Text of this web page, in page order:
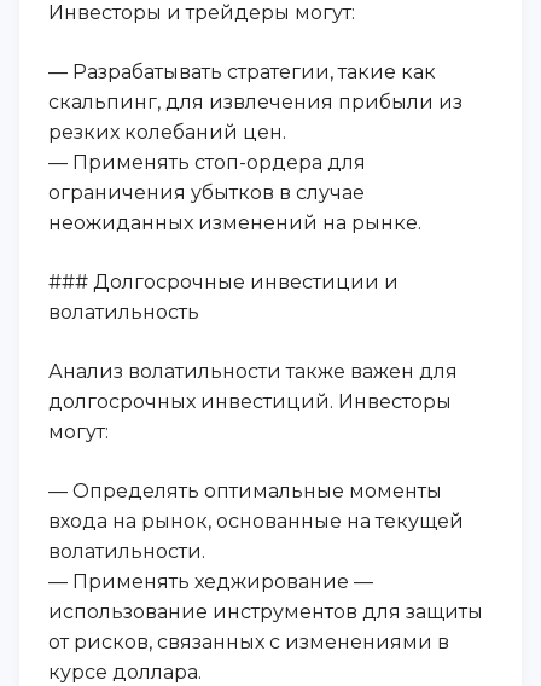
Инвесторы и трейдеры могут:
— Разрабатывать стратегии, такие как
скальпинг, для извлечения прибыли из
резких колебаний цен.
— Применять стоп-ордера для
ограничения убытков в случае
неожиданных изменений на рынке.
### Долгосрочные инвестиции и
волатильность
Анализ волатильности также важен для
долгосрочных инвестиций. Инвесторы
могут:
— Определять оптимальные моменты
входа на рынок, основанные на текущей
волатильности.
— Применять хеджирование —
использование инструментов для защиты
от рисков, связанных с изменениями в
курсе доллара.